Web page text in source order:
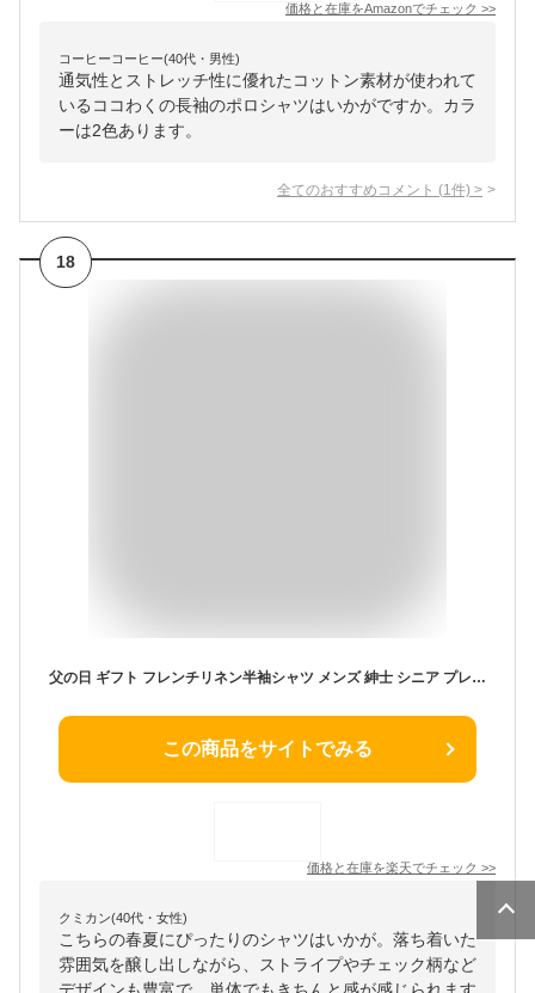
価格と在庫をAmazonでチェック >>
コーヒーコーヒー(40代・男性)
通気性とストレッチ性に優れたコットン素材が使われて
いるココわくの長袖のポロシャツはいかがですか。カラ
ーは2色あります。
全てのおすすめコメント (1 件) >
18
父の日 ギフト フレンチリネン半袖シャツ メンズ 紳士 シニア プレゼント 50代 60代 70代 80代 シャツ 柄 男性 ブルー 洗濯 誕生日プレゼント チェック 男性用 お洒落 カジュアル ストライプ ネイビー お誕生日 チェック柄 ラッピング無料 メーカー直販 期間限定SALE
この商品をサイトでみる
価格と在庫を楽天でチェック >>
クミカン(40代・女性)
こちらの春夏にぴったりのシャツはいかが。落ち着いた
雰囲気を醸し出しながら、ストライプやチェック柄など